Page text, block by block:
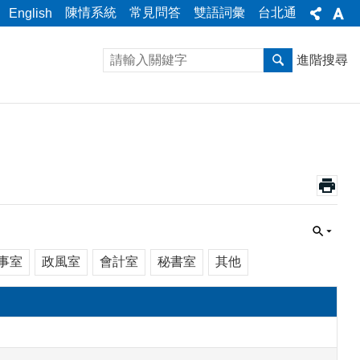
English 陳情系統 常見問答 雙語詞彙 台北通
進階搜尋
室 政風室 會計室 秘書室 其他